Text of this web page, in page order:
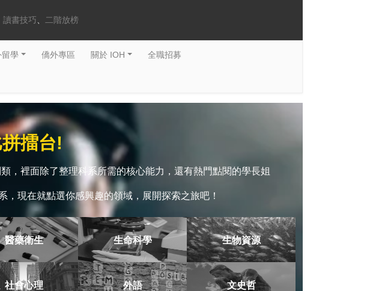
讀書技巧 二階放榜
留學 僑外專區 關於 IOH 全職招募
擂台!
，裡面除了整理科系所需的核心能力，還有熱門點閱的學長姐
現在就點選你感興趣的領域，展開探索之旅吧！
醫藥衛生 生命科學 生物資源
社會心理 外語 文史哲